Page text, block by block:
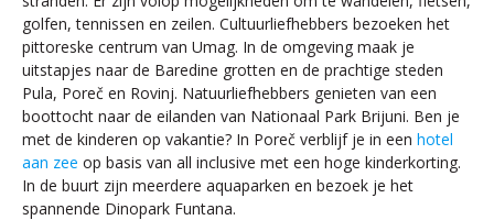
golfen, tennissen en zeilen. Cultuurliefhebbers bezoeken het
pittoreske centrum van Umag. In de omgeving maak je
uitstapjes naar de Baredine grotten en de prachtige steden
Pula, Poreč en Rovinj. Natuurliefhebbers genieten van een
boottocht naar de eilanden van Nationaal Park Brijuni. Ben je
met de kinderen op vakantie? In Poreč verblijf je in een hotel
aan zee op basis van all inclusive met een hoge kinderkorting.
In de buurt zijn meerdere aquaparken en bezoek je het
spannende Dinopark Funtana.